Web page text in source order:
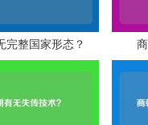
完整国家形态？